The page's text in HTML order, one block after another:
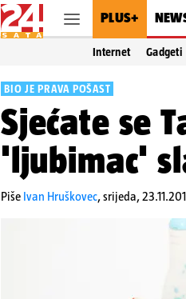
PLUS+
Internet Gadgeti
BIO JE PRAVA POŠAST
Sjećate se
'ljubimac'
Piše Ivan Hruškovec,srijeda,